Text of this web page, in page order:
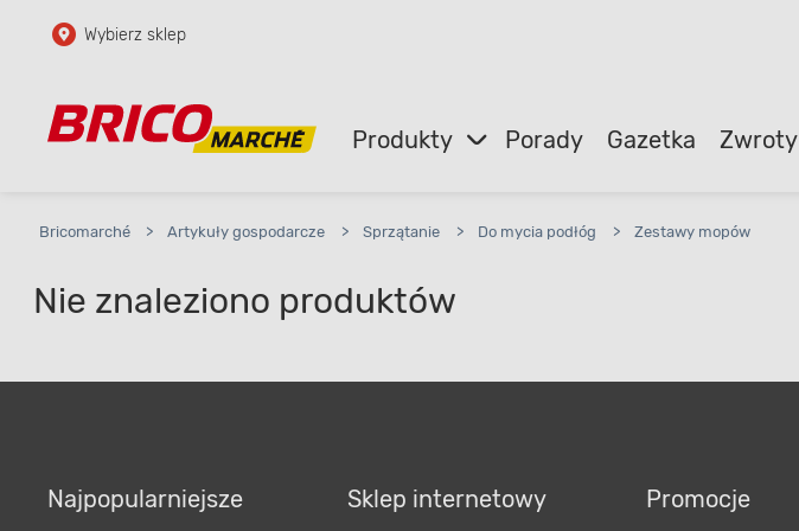
Przejdź do głównej zawartości
Przejdź do wyszukiwarki
Wybierz sklep
Produkty Porady Gazetka Zwroty
Bricomarché > Artykuły gospodarcze > Sprzątanie > Do mycia podłóg > Zestawy mopów
Nie znaleziono produktów
Najpopularniejsze Sklep internetowy Promocje